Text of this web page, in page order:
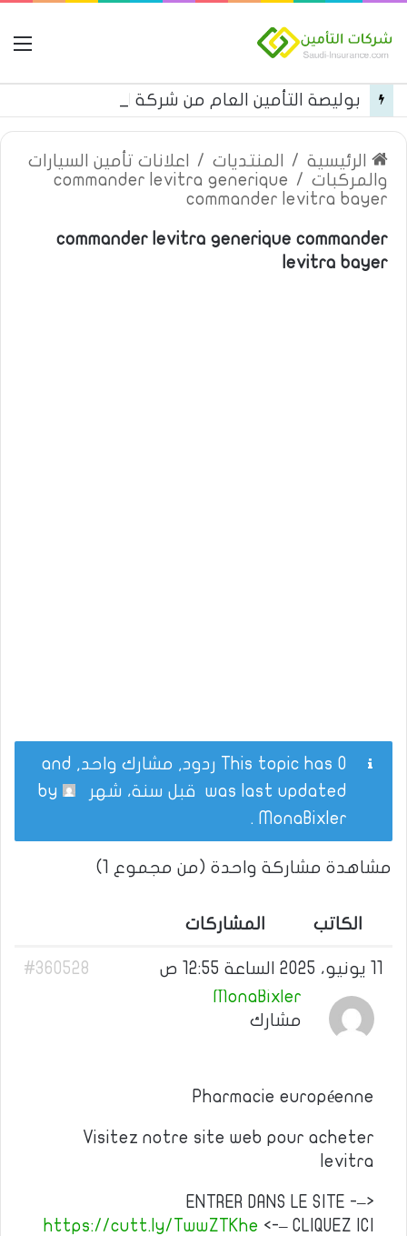
الرئيسية / المنتديات /
اعلانات تأمين السيارات
والمركبات /
commander levitra generique
commander levitra bayer
commander levitra generique commander
levitra bayer
This topic has 0 ردود, مشارك واحد, and
was last updated قبل سنة، شهر
MonaBixler
.
مشاهدة مشاركة واحدة (من مجموع 1)
الكاتب المشاركات
#360528
MonaBixler
مشارك
Pharmacie européenne
Visitez notre site web pour acheter
levitra
ENTRER DANS LE SITE -–>
https://cutt.ly/TwwZTKhe <-– CLIQUEZ ICI